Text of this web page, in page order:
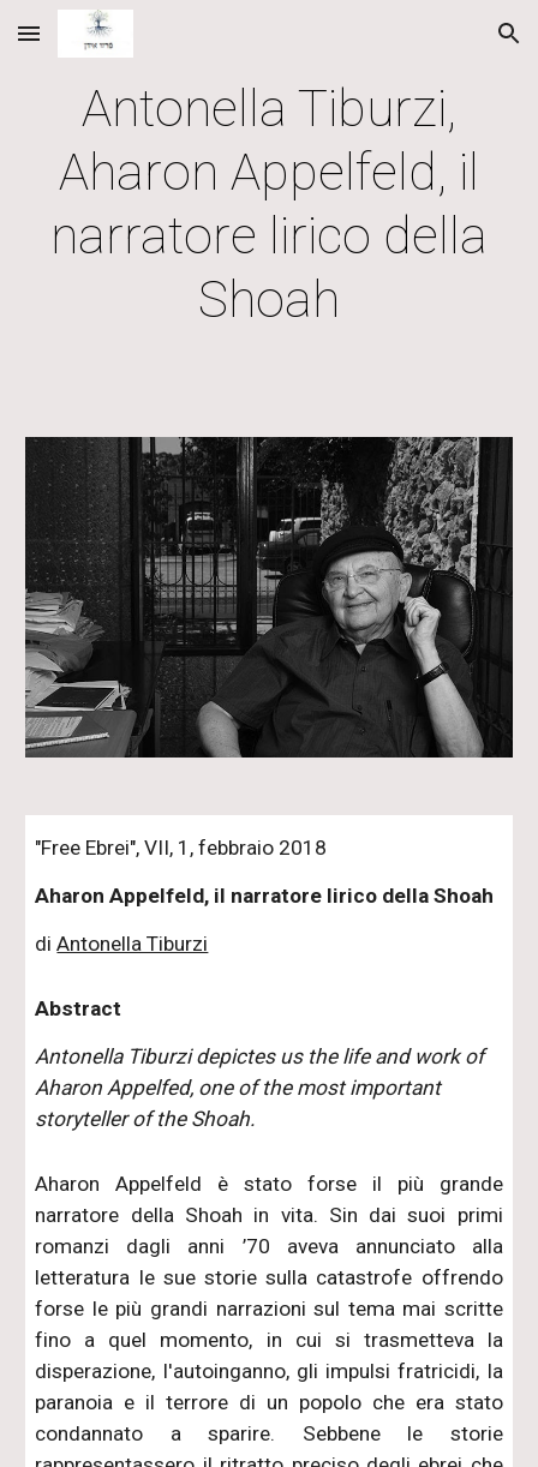
Skip to main content Skip to navigation
Antonella Tiburzi,
Aharon Appelfeld, il
narratore lirico della
Shoah
"Free Ebrei", VII, 1, febbraio 2018
Aharon Appelfeld, il narratore lirico della Shoah
diAntonella Tiburzi
Abstract
Antonella Tiburzi depictes us the life and work of
Aharon Appelfed, one of the most important
storyteller of the Shoah.
Aharon Appelfeld è stato forse il più grande
narratore della Shoah in vita. Sin dai suoi primi
romanzi dagli anni ’70 aveva annunciato alla
letteratura le sue storie sulla catastrofe offrendo
forse le più grandi narrazioni sul tema mai scritte
fino a quel momento, in cui si trasmetteva la
disperazione, l'autoinganno, gli impulsi fratricidi, la
paranoia e il terrore di un popolo che era stato
condannato a sparire. Sebbene le storie